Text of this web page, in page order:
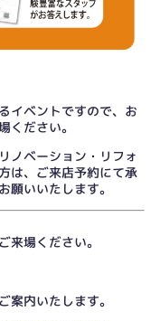
イベントですので、お
ください。
ノベーション・リフォ
は、 ご来店予約にて承
願いいたします。
来場ください。
案内いたします。